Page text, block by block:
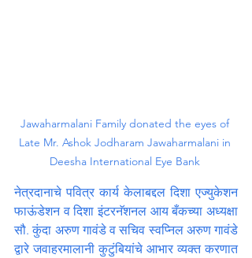
Jawaharmalani Family donated the eyes of
Late Mr. Ashok Jodharam Jawaharmalani in
Deesha International Eye Bank
नेत्रदानाचे पवित्र कार्य केलाबद्दल दिशा एज्युकेशन
फाऊंडेशन व दिशा इंटरनॅशनल आय बँकच्या अध्यक्षा
सौ. कुंदा अरुण गावंडे व सचिव स्वप्निल अरुण गावंडे
द्वारे जवाहरमालानी कुटुंबियांचे आभार व्यक्त करणात